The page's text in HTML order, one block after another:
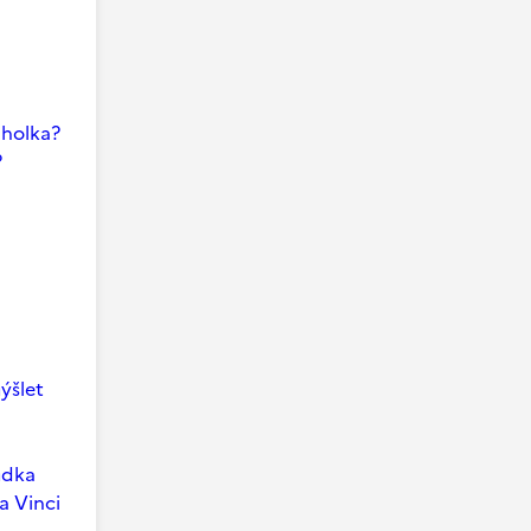
Vinci